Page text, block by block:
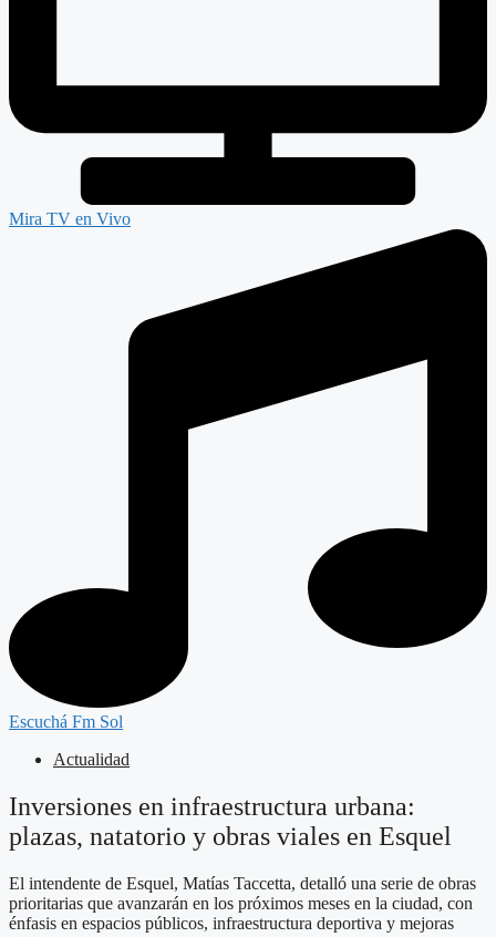
Mira TV en Vivo
Escuchá Fm Sol
Actualidad
Inversiones en infraestructura urbana:
plazas, natatorio y obras viales en Esquel
El intendente de Esquel, Matías Taccetta, detalló una serie de obras
prioritarias que avanzarán en los próximos meses en la ciudad, con
énfasis en espacios públicos, infraestructura deportiva y mejoras